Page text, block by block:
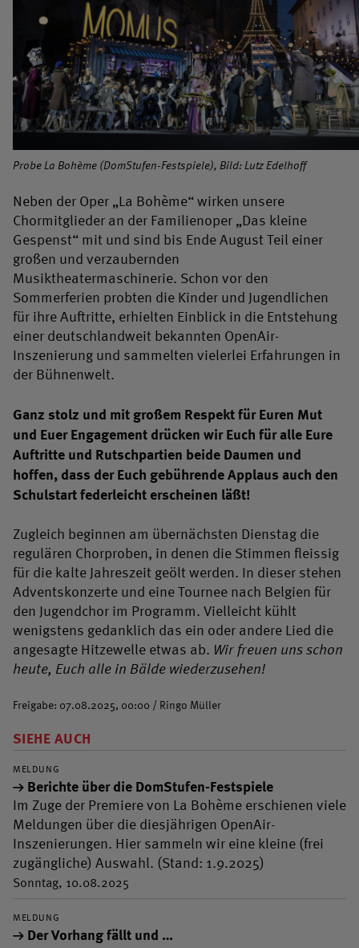
Probe La Bohème (DomStufen-Festspiele), Bild: Lutz Edelhoff
Neben der Oper „La Bohème“ wirken unsere
Chormitglieder an der Familienoper „Das kleine
Gespenst“ mit und sind bis Ende August Teil einer
großen und verzaubernden
Musiktheatermaschinerie. Schon vor den
Sommerferien probten die Kinder und Jugendlichen
für ihre Auftritte, erhielten Einblick in die Entstehung
einer deutschlandweit bekannten OpenAir-
Inszenierung und sammelten vielerlei Erfahrungen in
der Bühnenwelt.
Ganz stolz und mit großem Respekt für Euren Mut
und Euer Engagement drücken wir Euch für alle Eure
Auftritte und Rutschpartien beide Daumen und
hoffen, dass der Euch gebührende Applaus auch den
Schulstart federleicht erscheinen läßt!
Zugleich beginnen am übernächsten Dienstag die
regulären Chorproben, in denen die Stimmen fleissig
für die kalte Jahreszeit geölt werden. In dieser stehen
Adventskonzerte und eine Tournee nach Belgien für
den Jugendchor im Programm. Vielleicht kühlt
wenigstens gedanklich das ein oder andere Lied die
angesagte Hitzewelle etwas ab. Wir freuen uns schon
heute, Euch alle in Bälde wiederzusehen!
Freigabe: 07.08.2025, 00:00 / Ringo Müller
SIEHE AUCH
MELDUNG
Berichte über die DomStufen-Festspiele
Im Zuge der Premiere von La Bohème erschienen viele
Meldungen über die diesjährigen OpenAir-
Inszenierungen. Hier sammeln wir eine kleine (frei
zugängliche) Auswahl. (Stand: 1.9.2025)
Sonntag, 10.08.2025
MELDUNG
Der Vorhang fällt und …